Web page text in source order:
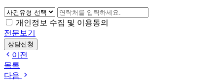
개인정보 수집 및 이용동의
전문보기
상담신청
이전
목록
다음